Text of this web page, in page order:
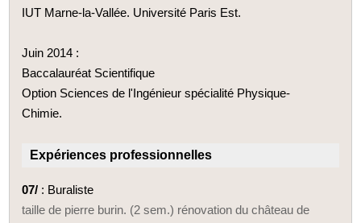
IUT Marne-la-Vallée. Université Paris Est.
Juin 2014 :
Baccalauréat Scientifique
Option Sciences de l'Ingénieur spécialité Physique-
Chimie.
Expériences professionnelles
07/ : Buraliste
taille de pierre burin. (2 sem.) rénovation du château de